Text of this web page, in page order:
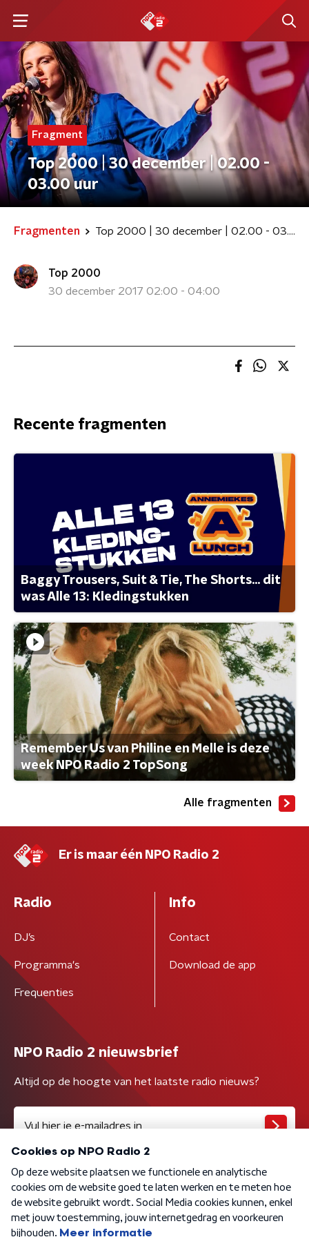
Fragment
Top 2000 | 30 december | 02.00 -
03.00 uur
Fragmenten Top 2000 | 30 december | 02.00 - 03.00 uur
Top 2000
30 december 2017 02:00 - 04:00
Recente fragmenten
Baggy Trousers, Suit & Tie, The Shorts... dit
was Alle 13: Kledingstukken
Remember Us van Philine en Melle is deze
week NPO Radio 2 TopSong
Alle fragmenten
Er is maar één NPO Radio 2
Radio
DJ’s
Programma's
Frequenties
Info
Contact
Download de app
NPO Radio 2 nieuwsbrief
Altijd op de hoogte van het laatste radio nieuws?
Algemene voorwaarden